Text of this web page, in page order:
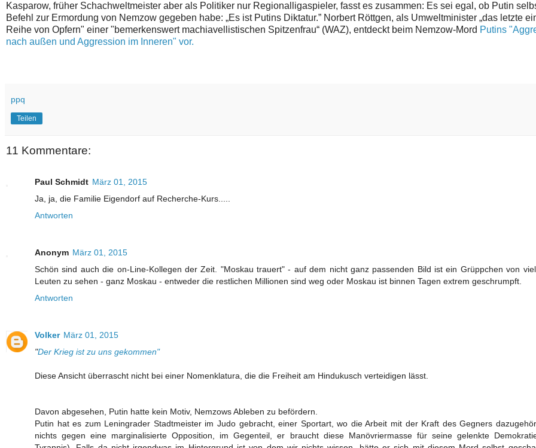
Kasparow, früher Schachweltmeister aber als Politiker nur Regionalligaspieler, fasst es zusammen: Es sei egal, ob Putin
Befehl zur Ermordung von Nemzow gegeben habe: „Es ist Putins Diktatur.” Norbert Röttgen, als Umweltminister „das letzte
Reihe von Opfern" einer "bemerkenswert machiavellistischen Spitzenfrau“ (WAZ), entdeckt beim Nemzow-Mord Putins
nach außen und Aggression im Inneren" vor.
ppq
Teilen
11 Kommentare:
Paul Schmidt März 01, 2015
Ja, ja, die Familie Eigendorf auf Recherche-Kurs.....
Antworten
Anonym März 01, 2015
Schön sind auch die on-Line-Kollegen der Zeit. "Moskau trauert" - auf dem nicht ganz passenden Bild ist ein Grüppchen von
Leuten zu sehen - ganz Moskau - entweder die restlichen Millionen sind weg oder Moskau ist binnen Tagen extrem geschrumpft.
Antworten
Volker März 01, 2015
"Der Krieg ist zu uns gekommen"
Diese Ansicht überrascht nicht bei einer Nomenklatura, die die Freiheit am Hindukusch verteidigen lässt.
Davon abgesehen, Putin hatte kein Motiv, Nemzows Ableben zu befördern.
Putin hat es zum Leningrader Stadtmeister im Judo gebracht, einer Sportart, wo die Arbeit mit der Kraft des Gegners
nichts gegen eine marginalisierte Opposition, im Gegenteil, er braucht diese Manövriermasse für seine gelenkte